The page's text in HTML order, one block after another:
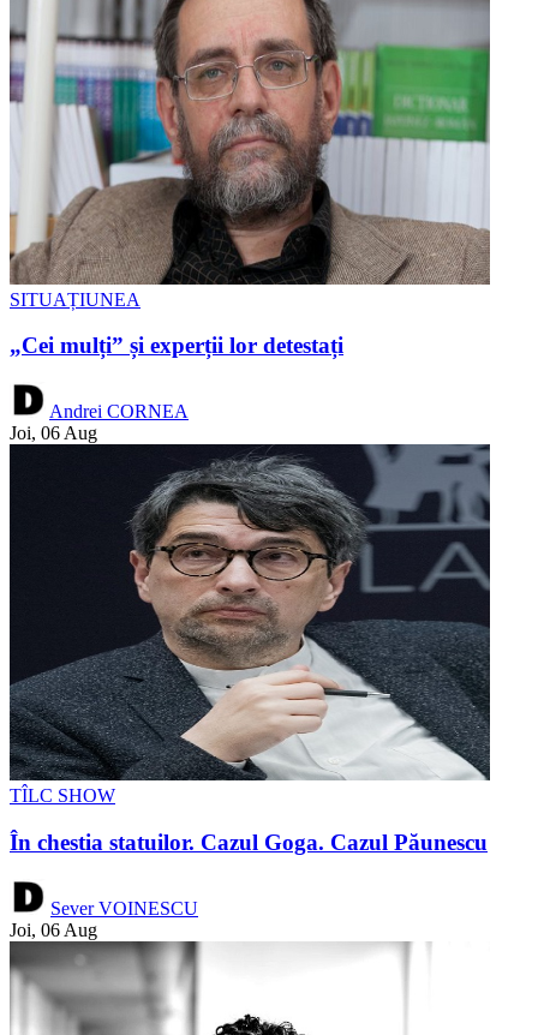
SITUAȚIUNEA
„Cei mulți” și experții lor detestați
Andrei CORNEA
Joi, 06 Aug
TÎLC SHOW
În chestia statuilor. Cazul Goga. Cazul Păunescu
Sever VOINESCU
Joi, 06 Aug